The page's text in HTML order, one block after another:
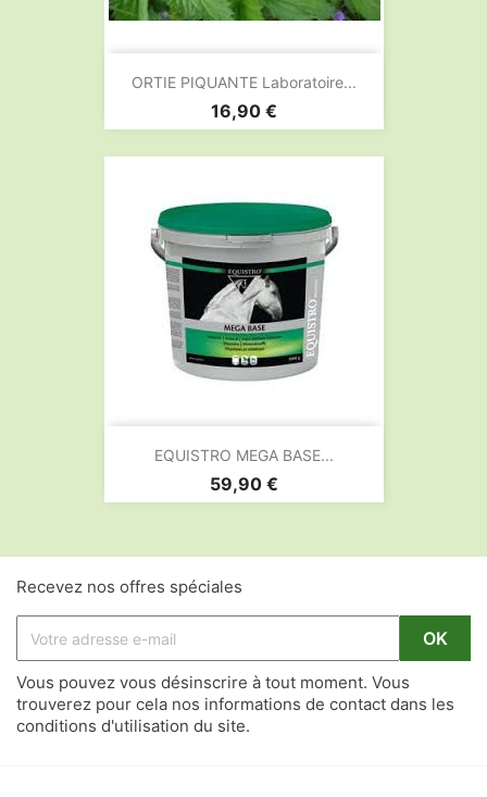
ORTIE PIQUANTE Laboratoire...
Prix
16,90 €
EQUISTRO MEGA BASE...
Prix
59,90 €
Recevez nos offres spéciales
Vous pouvez vous désinscrire à tout moment. Vous
trouverez pour cela nos informations de contact dans les
conditions d'utilisation du site.